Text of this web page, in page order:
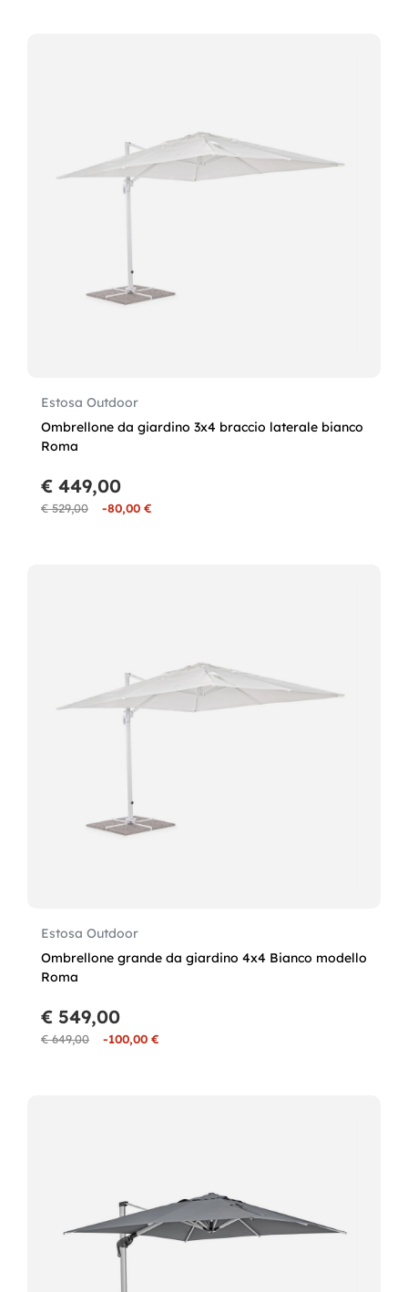
Estosa Outdoor
Ombrellone da giardino 3x4 braccio laterale bianco
Roma
€ 529,00 -80,00 €
€ 449,00
Estosa Outdoor
Ombrellone grande da giardino 4x4 Bianco modello
Roma
€ 649,00 -100,00 €
€ 549,00